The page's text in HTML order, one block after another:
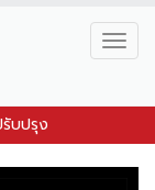
บปรุง